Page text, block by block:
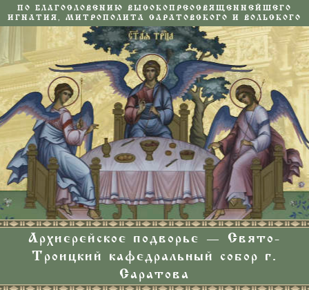
ПО БЛАГОСЛОВЕНИЮ ВЫСОКОПРЕОСВЯЩЕННЕЙШЕГО
ИГНАТИЯ, МИТРОПОЛИТА САРАТОВСКОГО И ВОЛЬСКОГО
Архиерейское подворье — Свято-
Троицкий кафедральный собор г.
Саратова